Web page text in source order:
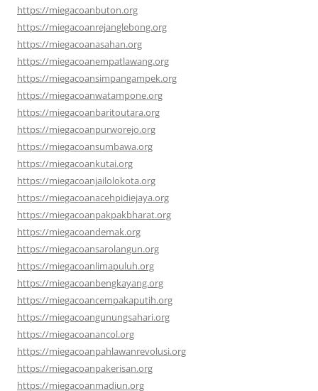
https://miegacoanbuton.org
https://miegacoanrejanglebong.org
https://miegacoanasahan.org
https://miegacoanempatlawang.org
https://miegacoansimpangampek.org
https://miegacoanwatampone.org
https://miegacoanbaritoutara.org
https://miegacoanpurworejo.org
https://miegacoansumbawa.org
https://miegacoankutai.org
https://miegacoanjailolokota.org
https://miegacoanacehpidiejaya.org
https://miegacoanpakpakbharat.org
https://miegacoandemak.org
https://miegacoansarolangun.org
https://miegacoanlimapuluh.org
https://miegacoanbengkayang.org
https://miegacoancempakaputih.org
https://miegacoangunungsahari.org
https://miegacoanancol.org
https://miegacoanpahlawanrevolusi.org
https://miegacoanpakerisan.org
https://miegacoanmadiun.org